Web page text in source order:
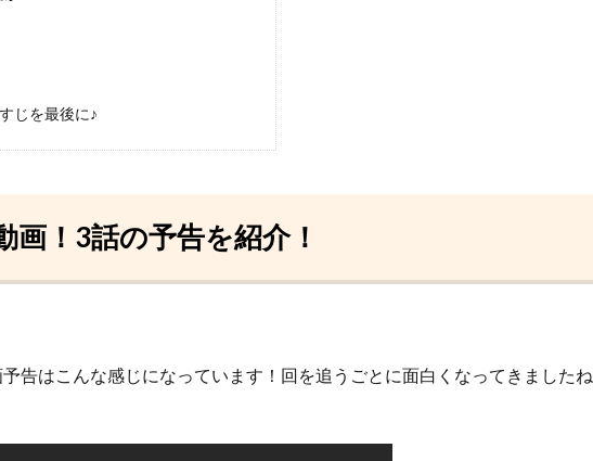
じを最後に♪
画！3話の予告を紹介！
予告はこんな感じになっています！回を追うごとに面白くなってきましたね